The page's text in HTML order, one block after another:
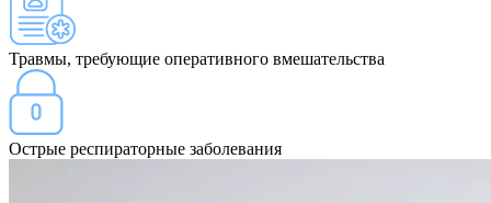
Травмы, требующие оперативного вмешательства
Острые респираторные заболевания